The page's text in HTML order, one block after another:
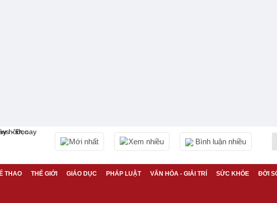
Mới nhất Xem nhiều Bình luận nhiều
THAO THẾ GIỚI GIÁO DỤC PHÁP LUẬT VĂN HÓA - GIẢI TRÍ SỨC KHỎE ĐỜI